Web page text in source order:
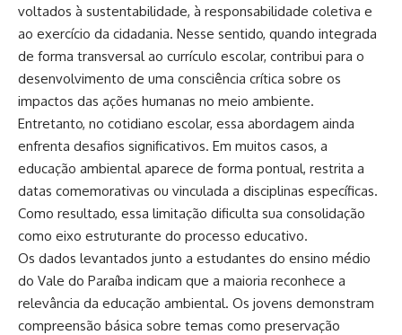
voltados à sustentabilidade, à responsabilidade coletiva e
ao exercício da cidadania. Nesse sentido, quando integrada
de forma transversal ao currículo escolar, contribui para o
desenvolvimento de uma consciência crítica sobre os
impactos das ações humanas no meio ambiente.
Entretanto, no cotidiano escolar, essa abordagem ainda
enfrenta desafios significativos. Em muitos casos, a
educação ambiental aparece de forma pontual, restrita a
datas comemorativas ou vinculada a disciplinas específicas.
Como resultado, essa limitação dificulta sua consolidação
como eixo estruturante do processo educativo.
Os dados levantados junto a estudantes do ensino médio
do Vale do Paraíba indicam que a maioria reconhece a
relevância da educação ambiental. Os jovens demonstram
compreensão básica sobre temas como preservação